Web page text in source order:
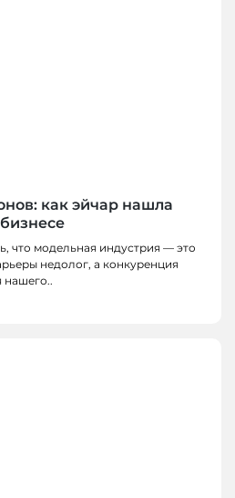
как эйчар нашла
что модельная индустрия — это
недолог, а конкуренция
нашего..